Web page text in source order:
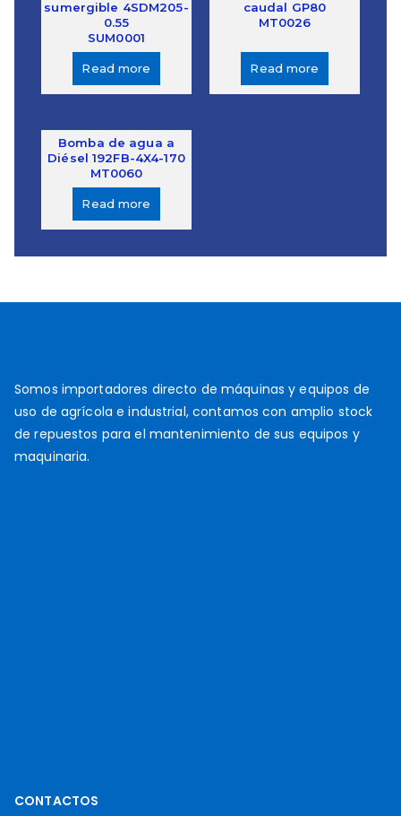
sumergible 4SDM205-
0.55
SUM0001
Read more
caudal GP80
MT0026
Read more
Bomba de agua a
Diésel 192FB-4X4-170
MT0060
Read more
Somos importadores directo de máquinas y equipos de
uso de agrícola e industrial, contamos con amplio stock
de repuestos para el mantenimiento de sus equipos y
maquinaria.
CONTACTOS